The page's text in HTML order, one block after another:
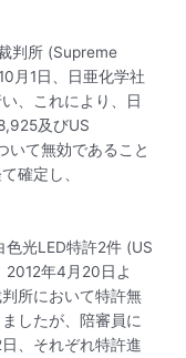
判所 (Supreme
月1日、日亜化学社
、これにより、日
及びUS
いて無効であること
確定し、
色光LED特許2件 (US
年4月20日よ
所において特許無
したが、陪審員に
、それぞれ特許進